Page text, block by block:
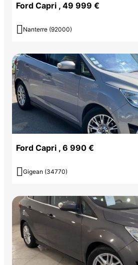
Ford Capri , 49 999 €
 Nanterre (92000)
Ford Capri , 6 990 €
 Gigean (34770)